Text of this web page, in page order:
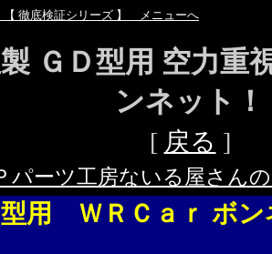
徹底検証シリーズ 】 メニューへ
ＧＤ型用 空力重
ンネット！
[ 戻る ]
パーツ工房ないる屋さん
ＷＲＣａｒ ボ